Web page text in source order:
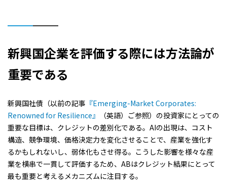
新興国企業を評価する際には方法論が
重要である
新興国社債（以前の記事 『Emerging-Market Corporates:
Renowned for Resilience』
（英語）ご参照）の投資家にとっての
重要な目標は、クレジットの差別化である。AIの出現は、コスト
構造、競争環境、価格決定力を変化させることで、産業を強化す
るかもしれないし、弱体化もさせ得る。こうした影響を様々な産
業を横串で一貫して評価するため、ABはクレジット結果にとって
最も重要と考えるメカニズムに注目する。